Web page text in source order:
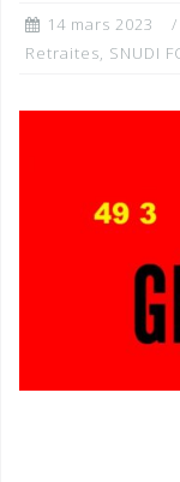
14 mars 2023
Retraites, SNUDI